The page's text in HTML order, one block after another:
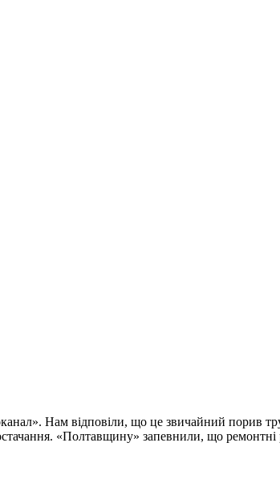
Нам відповіли, що це звичайний порив
«Полтавщину» запевнили, що